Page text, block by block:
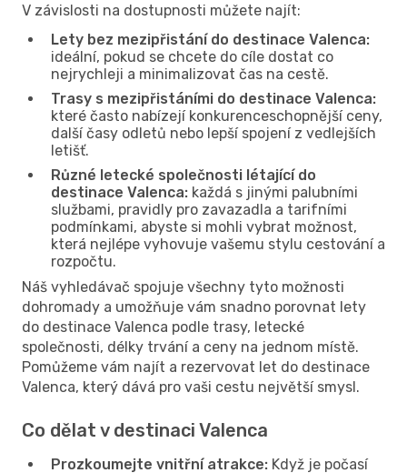
V závislosti na dostupnosti můžete najít:
Lety bez mezipřistání do destinace Valenca:
ideální, pokud se chcete do cíle dostat co
nejrychleji a minimalizovat čas na cestě.
Trasy s mezipřistáními do destinace Valenca:
které často nabízejí konkurenceschopnější ceny,
další časy odletů nebo lepší spojení z vedlejších
letišť.
Různé letecké společnosti létající do
destinace Valenca: každá s jinými palubními
službami, pravidly pro zavazadla a tarifními
podmínkami, abyste si mohli vybrat možnost,
která nejlépe vyhovuje vašemu stylu cestování a
rozpočtu.
Náš vyhledávač spojuje všechny tyto možnosti
dohromady a umožňuje vám snadno porovnat lety
do destinace Valenca podle trasy, letecké
společnosti, délky trvání a ceny na jednom místě.
Pomůžeme vám najít a rezervovat let do destinace
Valenca, který dává pro vaši cestu největší smysl.
Co dělat v destinaci Valenca
Prozkoumejte vnitřní atrakce: Když je počasí